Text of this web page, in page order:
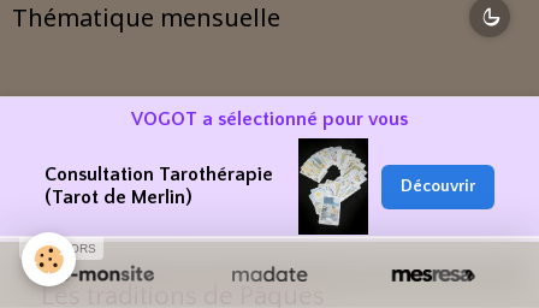
Thématique mensuelle
Mai, mois du muguet
L'été
Les traditions de Pâques
VOGOT a sélectionné pour vous
Consultation Tarothérapie
(Tarot de Merlin)
Découvrir
SPONSORS